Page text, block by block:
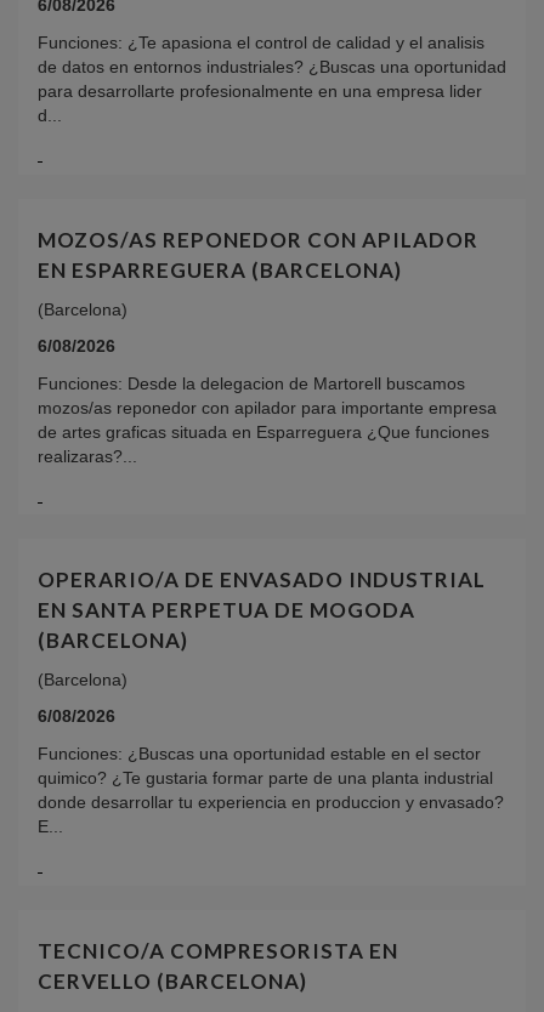
6/08/2026
Funciones: ¿Te apasiona el control de calidad y el analisis
de datos en entornos industriales? ¿Buscas una oportunidad
para desarrollarte profesionalmente en una empresa lider
d...
MOZOS/AS REPONEDOR CON APILADOR
EN ESPARREGUERA (BARCELONA)
(Barcelona)
6/08/2026
Funciones: Desde la delegacion de Martorell buscamos
mozos/as reponedor con apilador para importante empresa
de artes graficas situada en Esparreguera ¿Que funciones
realizaras?...
OPERARIO/A DE ENVASADO INDUSTRIAL
EN SANTA PERPETUA DE MOGODA
(BARCELONA)
(Barcelona)
6/08/2026
Funciones: ¿Buscas una oportunidad estable en el sector
quimico? ¿Te gustaria formar parte de una planta industrial
donde desarrollar tu experiencia en produccion y envasado?
E...
TECNICO/A COMPRESORISTA EN
CERVELLO (BARCELONA)